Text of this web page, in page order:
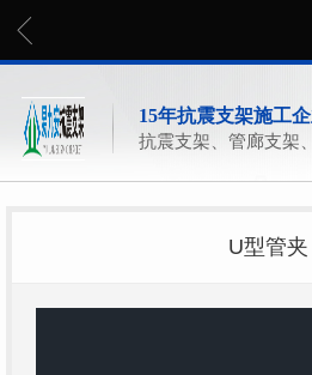
15年抗震支架施工
抗震支架、管廊支架
U型管夹